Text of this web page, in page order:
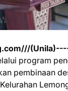
program
pembinaan